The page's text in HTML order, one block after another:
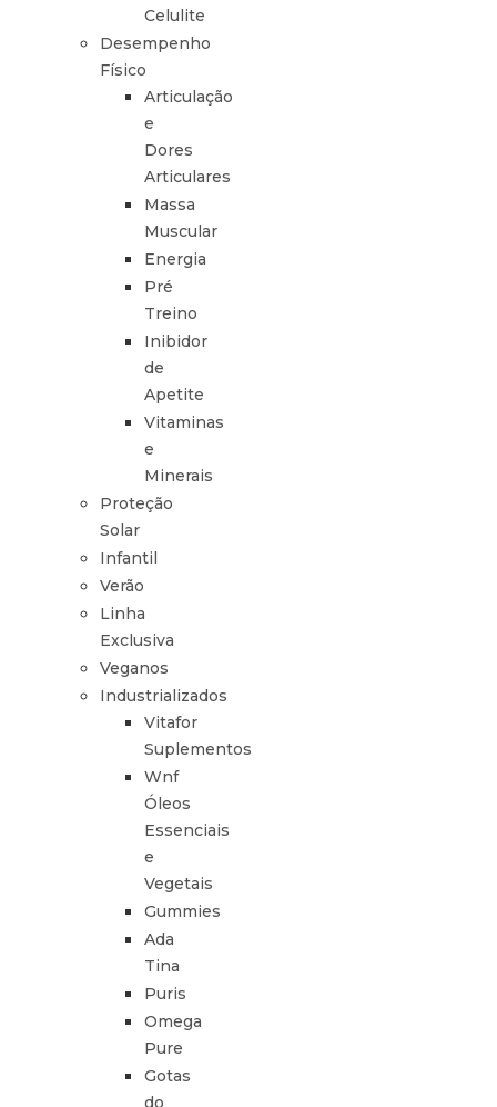
Celulite
Desempenho
Físico
Articulação
e
Dores
Articulares
Massa
Muscular
Energia
Pré
Treino
Inibidor
de
Apetite
Vitaminas
e
Minerais
Proteção
Solar
Infantil
Verão
Linha
Exclusiva
Veganos
Industrializados
Vitafor
Suplementos
Wnf
Óleos
Essenciais
e
Vegetais
Gummies
Ada
Tina
Puris
Omega
Pure
Gotas
do